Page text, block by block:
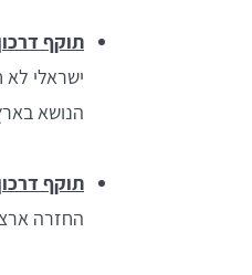
תוקף
ישראלי
הנושא
תוקף
החזרה